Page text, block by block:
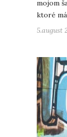
mojom
ktoré
5.august